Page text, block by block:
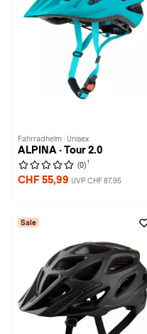
Fahrradhelm · Unisex
ALPINA · Tour 2.0
(0) 1
CHF 55,99 UVP CHF 87,95
Sale